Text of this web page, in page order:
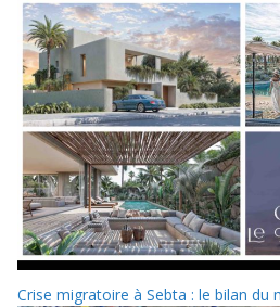
Crise migratoire à Sebta : le bilan du